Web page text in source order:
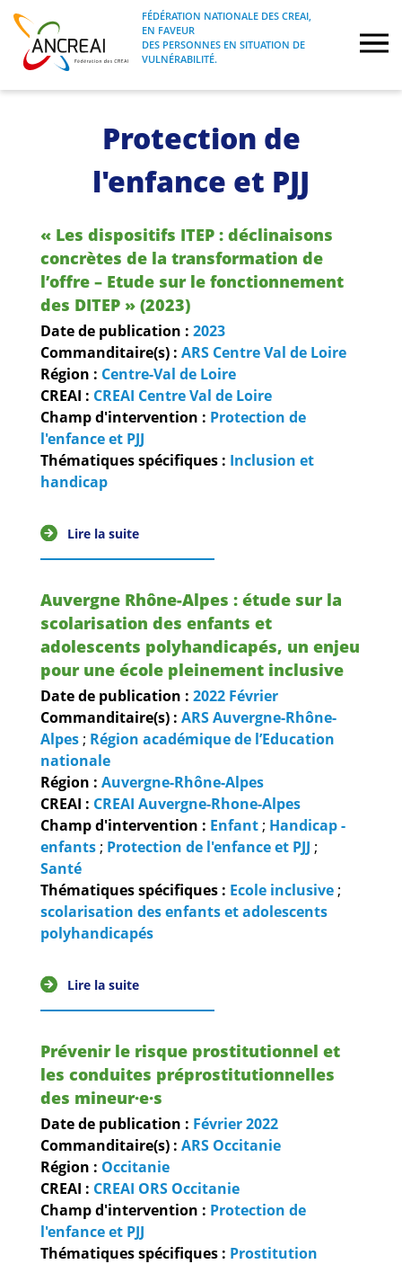
Skip
content
ANCREAI
FÉDÉRATION NATIONALE DES CREAI, EN
FAVEUR DES PERSONNES EN SITUATION
FÉDÉRATION NATIONALE DES CREAI,
EN FAVEUR
DES PERSONNES EN SITUATION DE
VULNÉRABILITÉ.
Formations
Projets Fédéraux
Espace emploi
Guides et outils
Actualités
Protection de
l'enfance et PJJ
« Les dispositifs ITEP : déclinaisons
concrètes de la transformation de
l’offre – Etude sur le fonctionnement
des DITEP » (2023)
Date de publication : 2023
Commanditaire(s) : ARS Centre Val de Loire
Région : Centre-Val de Loire
CREAI : CREAI Centre Val de Loire
Champ d'intervention : Protection de
l'enfance et PJJ
Thématiques spécifiques : Inclusion et
handicap
Lire la suite
Auvergne Rhône-Alpes : étude sur la
scolarisation des enfants et
adolescents polyhandicapés, un enjeu
pour une école pleinement inclusive
Date de publication : 2022 Février
Commanditaire(s) : ARS Auvergne-Rhône-
Alpes ; Région académique de l’Education
nationale
Région : Auvergne-Rhône-Alpes
CREAI : CREAI Auvergne-Rhone-Alpes
Champ d'intervention : Enfant ; Handicap -
enfants ; Protection de l'enfance et PJJ ;
Santé
Thématiques spécifiques : Ecole inclusive ;
scolarisation des enfants et adolescents
polyhandicapés
Lire la suite
Prévenir le risque prostitutionnel et
les conduites préprostitutionnelles
des mineur·e·s
Date de publication : Février2022
Commanditaire(s) : ARS Occitanie
Région : Occitanie
CREAI : CREAI ORS Occitanie
Champ d'intervention : Protection de
l'enfance et PJJ
Thématiques spécifiques : Prostitution